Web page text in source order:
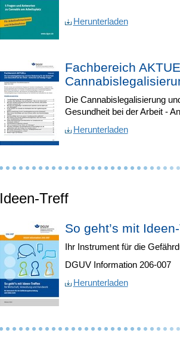
Herunterladen
Fachbereich
Die Cannabislegalisierung
Gesundheit bei der Arbeit -
Herunterladen
Ideen-Treff
So geht’s mit
Ihr Instrument für die
DGUV Information 206-007
Herunterladen